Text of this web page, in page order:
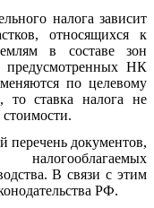
налога зависит
относящихся к
в составе зон
предусмотренных НК
по целевому
то ставка налога не
документов,
налогооблагаемых
В связи с этим
РФ.